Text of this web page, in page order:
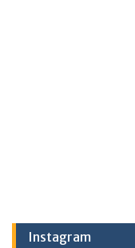
Instagram